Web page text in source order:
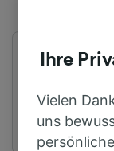
Erster
Ihre
Vielen
uns